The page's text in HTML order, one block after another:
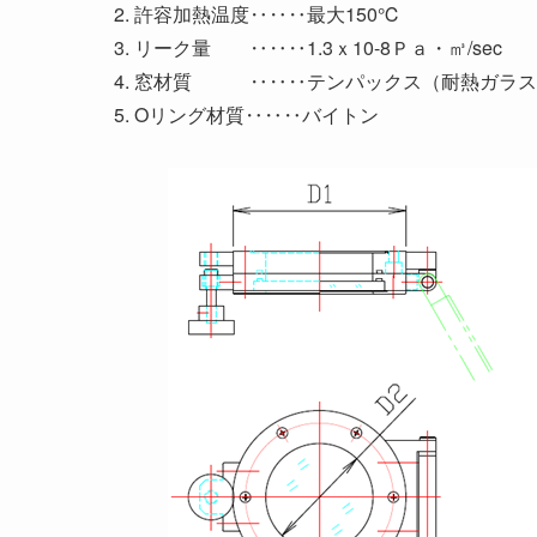
許容加熱温度‥‥‥最大150℃
リーク量 ‥‥‥1.3ｘ10-8Ｐａ・㎥/sec
窓材質 ‥‥‥テンパックス（耐熱ガラ
Oリング材質‥‥‥バイトン